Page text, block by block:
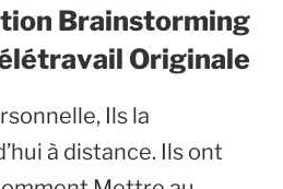
Brainstorming
Originale
Ils la
à distance. Ils ont